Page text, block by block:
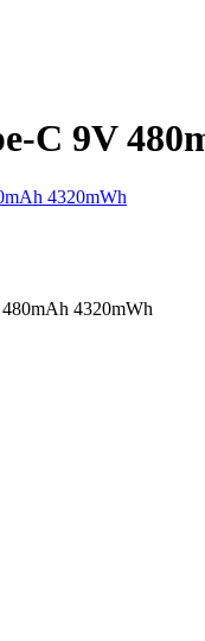
C 9V
4320mWh